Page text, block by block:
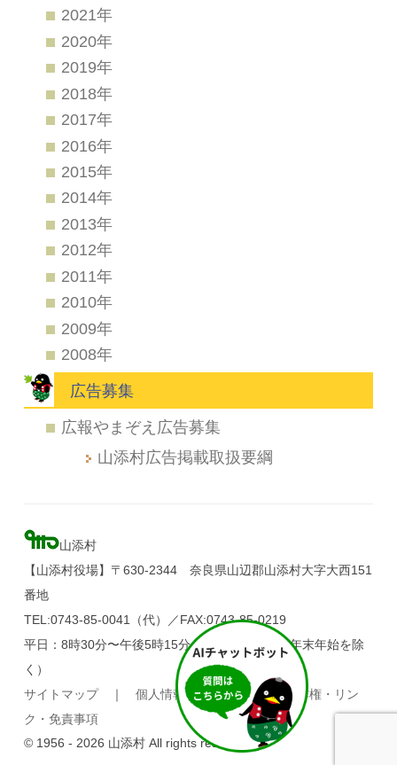
2021年
2020年
2019年
2018年
2017年
2016年
2015年
2014年
2013年
2012年
2011年
2010年
2009年
2008年
広告募集
広報やまぞえ広告募集
山添村広告掲載取扱要綱
山添村
【山添村役場】〒630-2344 奈良県山辺郡山添村大字大西151
番地
TEL:0743-85-0041（代）／FAX:0743-85-0219
平日：8時30分〜午後5時15分（土・日・祝日、年末年始を除
く）
サイトマップ｜個人情報の取り扱い ｜ 著作権・リン
ク・免責事項
© 1956 - 2026 山添村 All rights reserved.